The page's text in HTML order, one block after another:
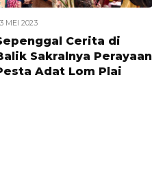
MEI 2023
Cerita di
Sakralnya Perayaan
Adat Lom Plai